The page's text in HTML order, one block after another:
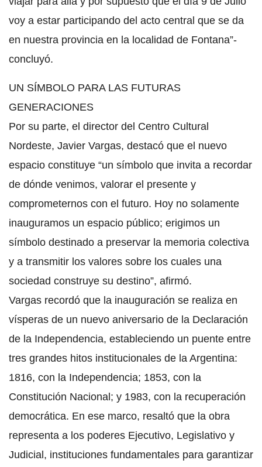
voy a estar participando del acto central que se da
en nuestra provincia en la localidad de Fontana”-
concluyó.
UN SÍMBOLO PARA LAS FUTURAS
GENERACIONES
Por su parte, el director del Centro Cultural
Nordeste, Javier Vargas, destacó que el nuevo
espacio constituye “un símbolo que invita a recordar
de dónde venimos, valorar el presente y
comprometernos con el futuro. Hoy no solamente
inauguramos un espacio público; erigimos un
símbolo destinado a preservar la memoria colectiva
y a transmitir los valores sobre los cuales una
sociedad construye su destino”, afirmó.
Vargas recordó que la inauguración se realiza en
vísperas de un nuevo aniversario de la Declaración
de la Independencia, estableciendo un puente entre
tres grandes hitos institucionales de la Argentina:
1816, con la Independencia; 1853, con la
Constitución Nacional; y 1983, con la recuperación
democrática. En ese marco, resaltó que la obra
representa a los poderes Ejecutivo, Legislativo y
Judicial, instituciones fundamentales para garantizar